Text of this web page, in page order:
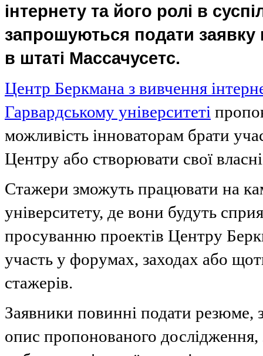
інтернету та його ролі в
запрошуються подати заявку
в штаті Массачусетс.
Центр Беркмана з вивчення
Гарвардському університеті
можливість інноваторам брати
Центру або створювати свої
Стажери зможуть працювати на
університету, де вони будуть
просуванню проектів Центру
участь у форумах, заходах або
стажерів.
Заявники повинні подати резюме,
опис пропонованого дослідження,